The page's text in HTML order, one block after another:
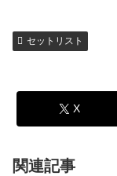
セットリスト
X
関連記事